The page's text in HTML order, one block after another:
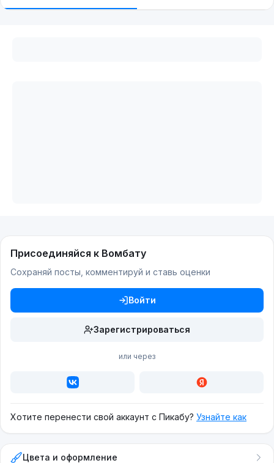
Присоединяйся к Вомбату
Сохраняй посты, комментируй и ставь оценки
Войти
Зарегистрироваться
или через
Хотите перенести свой аккаунт с Пикабу? Узнайте как
Цвета и оформление